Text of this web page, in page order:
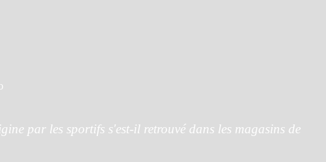
par les sportifs s'est-il retrouvé dans les magasins de